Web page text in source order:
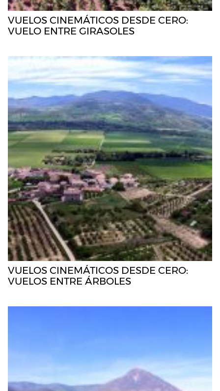
VUELOS CINEMÁTICOS DESDE CERO:
VUELO ENTRE GIRASOLES
VUELOS CINEMÁTICOS DESDE CERO:
VUELOS ENTRE ÁRBOLES